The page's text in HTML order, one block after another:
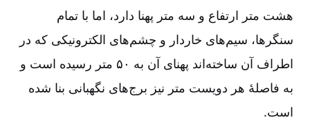
هشت متر ارتفاع و سه متر پهنا دارد، اما با تمام
سنگرها، سیم‌های خاردار و چشم‌های الکترونیکی که در
اطراف آن ساخته‌اند پهنای آن به ۵۰ متر رسیده است و
به فاصلۀ هر دویست متر نیز برج‌های نگهبانی بنا شده
است.